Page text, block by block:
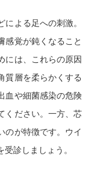
よる足への刺激。
感覚が鈍くなること
には、これらの原因
質層を柔らかくする
血や細菌感染の危険
ください。一方、芯
のが特徴です。ウイ
診しましょう。